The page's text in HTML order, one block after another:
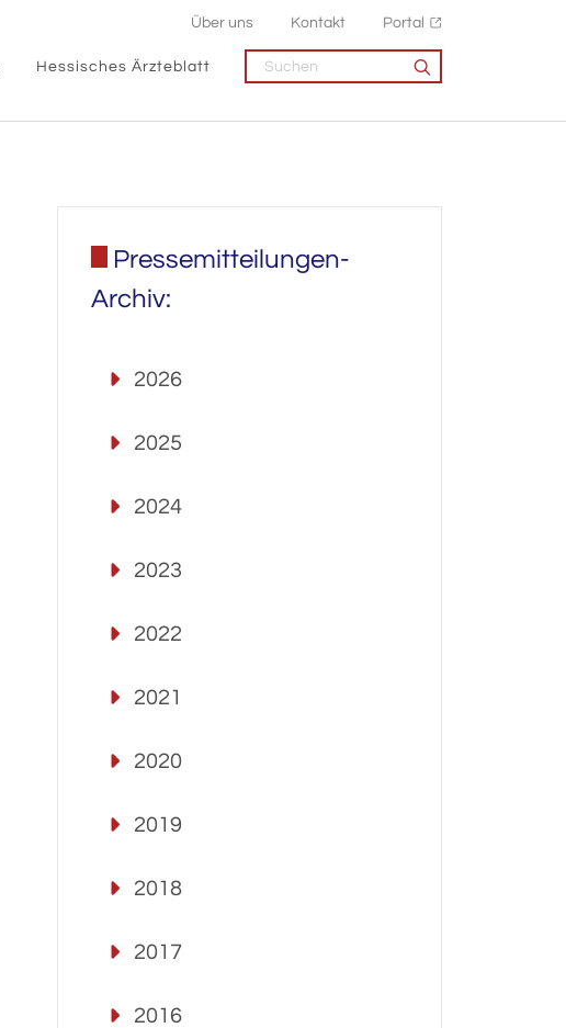
Über uns Kontakt Portal
Hessisches Ärzteblatt
Pressemitteilungen-
Archiv:
2026
2025
2024
2023
2022
2021
2020
2019
2018
2017
2016